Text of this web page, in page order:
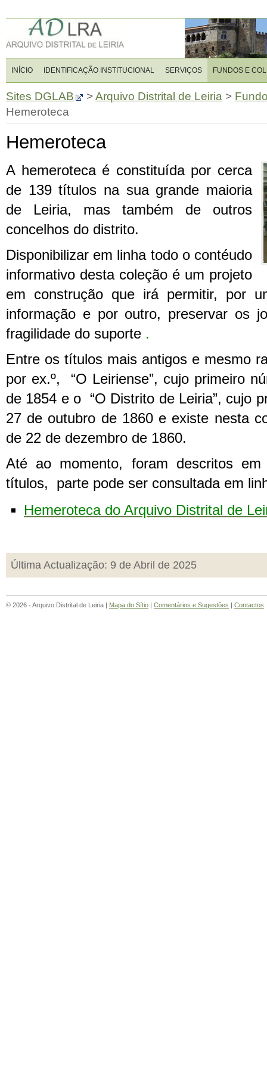
INÍCIO IDENTIFICAÇÃO INSTITUCIONAL SERVIÇOS FUNDOS E
Sites DGLAB >Arquivo Distrital de Leiria >
Hemeroteca
Hemeroteca
A hemeroteca é constituída por cerca
de 139 títulos na sua grande maioria
de Leiria, mas também de outros
concelhos do distrito.
Disponibilizar em linha todo o contéudo
informativo desta coleção é um projeto
em construção que irá permitir, por
informação e por outro, preservar os
fragilidade do suporte .
Entre os títulos mais antigos e mesmo
por ex.º, “O Leiriense”, cujo primeiro
de 1854 e o “O Distrito de Leiria”, cujo
27 de outubro de 1860 e existe nesta
de 22 de dezembro de 1860.
Até ao momento, foram descritos
títulos, parte pode ser consultada em
Hemeroteca do Arquivo Distrital de
Última Actualização: 9 de Abril de 2025
© 2026 - Arquivo Distrital de Leiria | Mapa do Sítio | Comentários e Sugestões | Contactos